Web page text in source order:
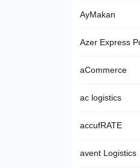
AyMakan
Azer Express
aCommerce
ac logistics
accufRATE
avent Logistics